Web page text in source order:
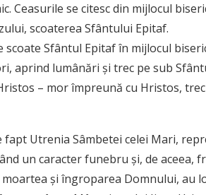
Ceasurile se citesc din mijlocul
scoaterea Sfântului Epitaf.
scoate Sfântul Epitaf în mijlocul
aprind lumânări şi trec pe sub
– mor împreună cu Hristos,
fapt Utrenia Sâmbetei celei Mari,
un caracter funebru şi, de aceea,
şi îngroparea Domnului, au